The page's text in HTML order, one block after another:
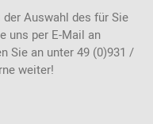
Auswahl des für Sie
uns per E-Mail an
Sie an unter 49 (0)931 /
weiter!